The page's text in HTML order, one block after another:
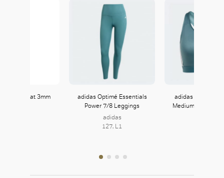
The Mat 3mm
adidas Optimé Essentials
Power 7/8 Leggings
adidas
127, L1
adidas
Medium-Support
好